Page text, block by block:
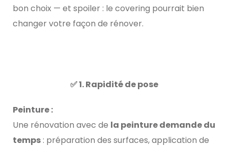
bon choix — et spoiler : le covering pourrait bien
changer votre façon de rénover.
✅ 1. Rapidité de pose
Peinture :
Une rénovation avec de la peinture demande du
temps : préparation des surfaces, application de